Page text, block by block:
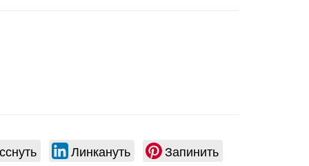
Линкануть Запинить